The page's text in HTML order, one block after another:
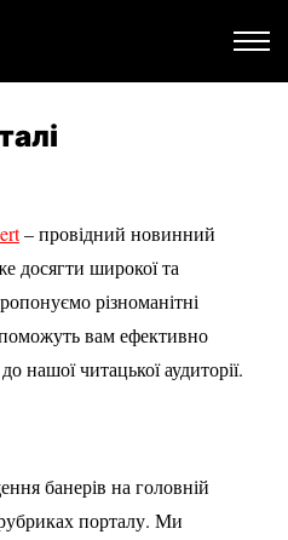
– провідний новинний
досягти широкої та
різноманітні
вам ефективно
нашої читацької аудиторії.
банерів на головній
порталу. Ми